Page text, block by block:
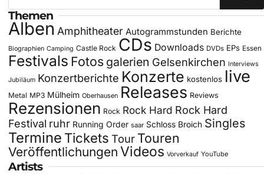
Themen
Alben Amphitheater Autogrammstunden Berichte
Biographien Camping Castle Rock CDs Downloads DVDs EPs Essen
Festivals Fotos galerien Gelsenkirchen Interviews
Jubiläum Konzertberichte Konzerte kostenlos live
Metal MP3 Mülheim Oberhausen Releases Reviews
Rezensionen Rock Rock Hard Rock Hard
Festival ruhr Running Order saar Schloss Broich Singles
Termine Tickets Tour Touren
Veröffentlichungen Videos Vorverkauf YouTube
Artists